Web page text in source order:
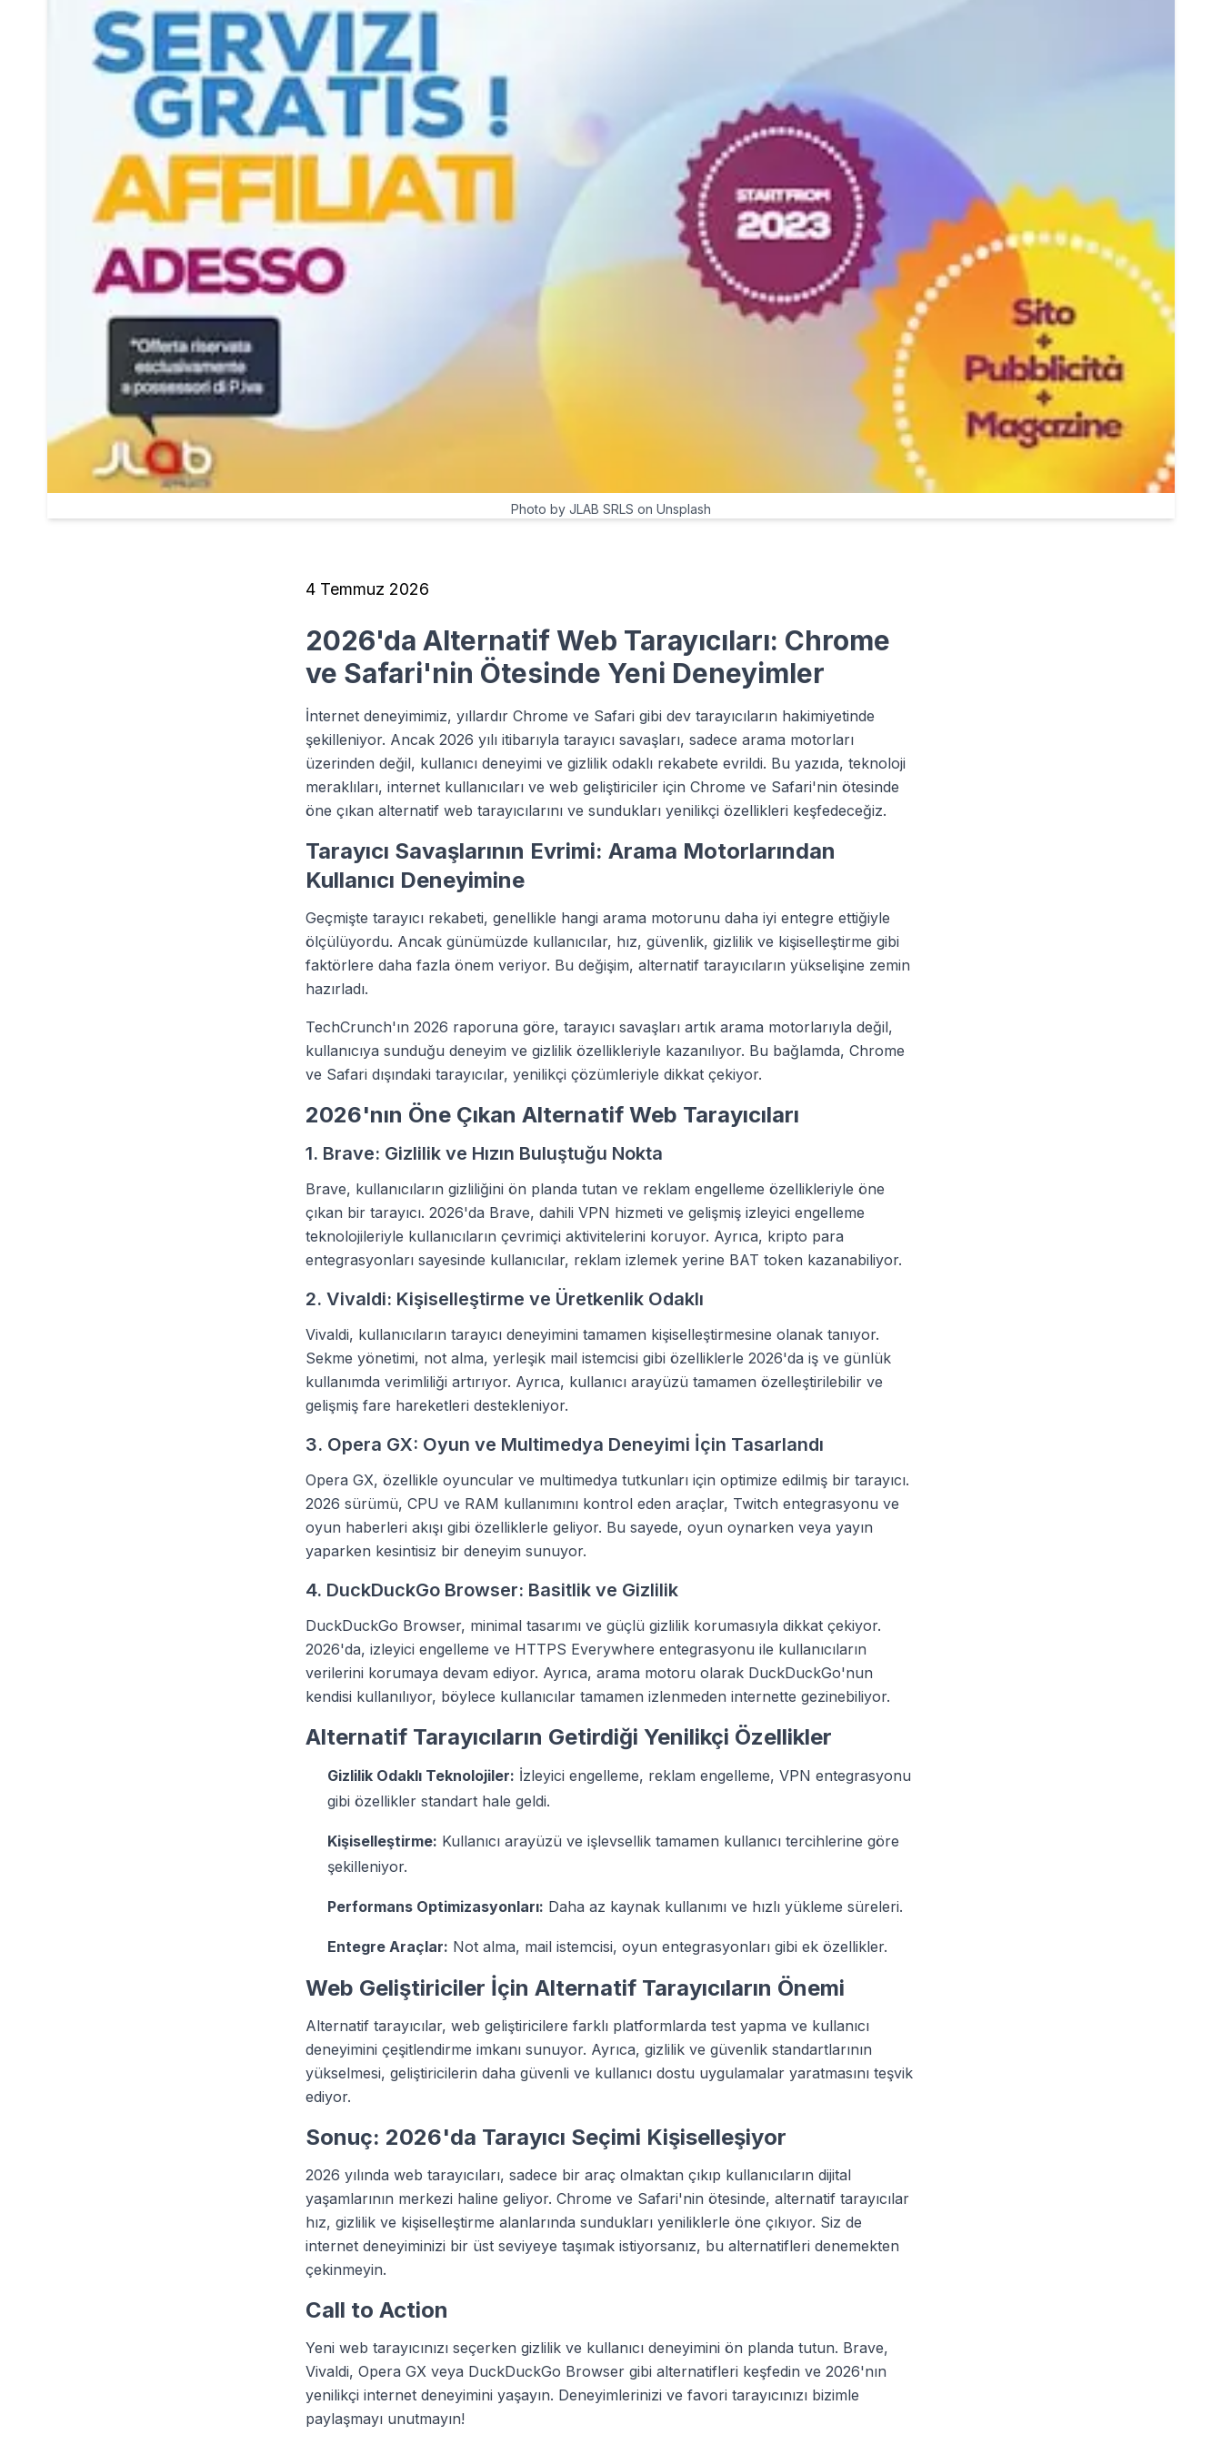
Photo by JLAB SRLS on Unsplash
4 Temmuz 2026
2026'da Alternatif Web Tarayıcıları: Chrome
ve Safari'nin Ötesinde Yeni Deneyimler
İnternet deneyimimiz, yıllardır Chrome ve Safari gibi dev tarayıcıların hakimiyetinde
şekilleniyor. Ancak 2026 yılı itibarıyla tarayıcı savaşları, sadece arama motorları
üzerinden değil, kullanıcı deneyimi ve gizlilik odaklı rekabete evrildi. Bu yazıda, teknoloji
meraklıları, internet kullanıcıları ve web geliştiriciler için Chrome ve Safari'nin ötesinde
öne çıkan alternatif web tarayıcılarını ve sundukları yenilikçi özellikleri keşfedeceğiz.
Tarayıcı Savaşlarının Evrimi: Arama Motorlarından
Kullanıcı Deneyimine
Geçmişte tarayıcı rekabeti, genellikle hangi arama motorunu daha iyi entegre ettiğiyle
ölçülüyordu. Ancak günümüzde kullanıcılar, hız, güvenlik, gizlilik ve kişiselleştirme gibi
faktörlere daha fazla önem veriyor. Bu değişim, alternatif tarayıcıların yükselişine zemin
hazırladı.
TechCrunch'ın 2026 raporuna göre, tarayıcı savaşları artık arama motorlarıyla değil,
kullanıcıya sunduğu deneyim ve gizlilik özellikleriyle kazanılıyor. Bu bağlamda, Chrome
ve Safari dışındaki tarayıcılar, yenilikçi çözümleriyle dikkat çekiyor.
2026'nın Öne Çıkan Alternatif Web Tarayıcıları
1. Brave: Gizlilik ve Hızın Buluştuğu Nokta
Brave, kullanıcıların gizliliğini ön planda tutan ve reklam engelleme özellikleriyle öne
çıkan bir tarayıcı. 2026'da Brave, dahili VPN hizmeti ve gelişmiş izleyici engelleme
teknolojileriyle kullanıcıların çevrimiçi aktivitelerini koruyor. Ayrıca, kripto para
entegrasyonları sayesinde kullanıcılar, reklam izlemek yerine BAT token kazanabiliyor.
2. Vivaldi: Kişiselleştirme ve Üretkenlik Odaklı
Vivaldi, kullanıcıların tarayıcı deneyimini tamamen kişiselleştirmesine olanak tanıyor.
Sekme yönetimi, not alma, yerleşik mail istemcisi gibi özelliklerle 2026'da iş ve günlük
kullanımda verimliliği artırıyor. Ayrıca, kullanıcı arayüzü tamamen özelleştirilebilir ve
gelişmiş fare hareketleri destekleniyor.
3. Opera GX: Oyun ve Multimedya Deneyimi İçin Tasarlandı
Opera GX, özellikle oyuncular ve multimedya tutkunları için optimize edilmiş bir tarayıcı.
2026 sürümü, CPU ve RAM kullanımını kontrol eden araçlar, Twitch entegrasyonu ve
oyun haberleri akışı gibi özelliklerle geliyor. Bu sayede, oyun oynarken veya yayın
yaparken kesintisiz bir deneyim sunuyor.
4. DuckDuckGo Browser: Basitlik ve Gizlilik
DuckDuckGo Browser, minimal tasarımı ve güçlü gizlilik korumasıyla dikkat çekiyor.
2026'da, izleyici engelleme ve HTTPS Everywhere entegrasyonu ile kullanıcıların
verilerini korumaya devam ediyor. Ayrıca, arama motoru olarak DuckDuckGo'nun
kendisi kullanılıyor, böylece kullanıcılar tamamen izlenmeden internette gezinebiliyor.
Alternatif Tarayıcıların Getirdiği Yenilikçi Özellikler
Gizlilik Odaklı Teknolojiler: İzleyici engelleme, reklam engelleme, VPN entegrasyonu
gibi özellikler standart hale geldi.
Kişiselleştirme: Kullanıcı arayüzü ve işlevsellik tamamen kullanıcı tercihlerine göre
şekilleniyor.
Performans Optimizasyonları: Daha az kaynak kullanımı ve hızlı yükleme süreleri.
Entegre Araçlar: Not alma, mail istemcisi, oyun entegrasyonları gibi ek özellikler.
Web Geliştiriciler İçin Alternatif Tarayıcıların Önemi
Alternatif tarayıcılar, web geliştiricilere farklı platformlarda test yapma ve kullanıcı
deneyimini çeşitlendirme imkanı sunuyor. Ayrıca, gizlilik ve güvenlik standartlarının
yükselmesi, geliştiricilerin daha güvenli ve kullanıcı dostu uygulamalar yaratmasını teşvik
ediyor.
Sonuç: 2026'da Tarayıcı Seçimi Kişiselleşiyor
2026 yılında web tarayıcıları, sadece bir araç olmaktan çıkıp kullanıcıların dijital
yaşamlarının merkezi haline geliyor. Chrome ve Safari'nin ötesinde, alternatif tarayıcılar
hız, gizlilik ve kişiselleştirme alanlarında sundukları yeniliklerle öne çıkıyor. Siz de
internet deneyiminizi bir üst seviyeye taşımak istiyorsanız, bu alternatifleri denemekten
çekinmeyin.
Call to Action
Yeni web tarayıcınızı seçerken gizlilik ve kullanıcı deneyimini ön planda tutun. Brave,
Vivaldi, Opera GX veya DuckDuckGo Browser gibi alternatifleri keşfedin ve 2026'nın
yenilikçi internet deneyimini yaşayın. Deneyimlerinizi ve favori tarayıcınızı bizimle
paylaşmayı unutmayın!